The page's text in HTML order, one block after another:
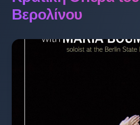
Βερολίνου